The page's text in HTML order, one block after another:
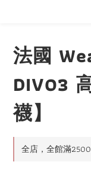
法國
DIV03
襪】
全店，全館滿